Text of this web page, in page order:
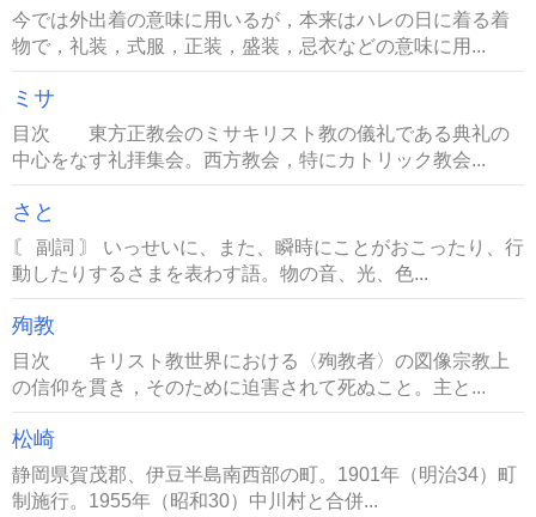
今では外出着の意味に用いるが，本来はハレの日に着る着
物で，礼装，式服，正装，盛装，忌衣などの意味に用...
ミサ
目次 東方正教会のミサキリスト教の儀礼である典礼の
中心をなす礼拝集会。西方教会，特にカトリック教会...
さと
〘 副詞 〙 いっせいに、また、瞬時にことがおこったり、行
動したりするさまを表わす語。物の音、光、色...
殉教
目次 キリスト教世界における〈殉教者〉の図像宗教上
の信仰を貫き，そのために迫害されて死ぬこと。主と...
松崎
静岡県賀茂郡、伊豆半島南西部の町。1901年（明治34）町
制施行。1955年（昭和30）中川村と合併...